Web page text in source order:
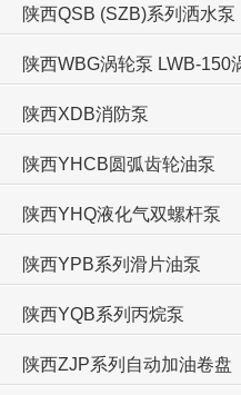
陕西QSB (SZB)系列洒水泵
陕西WBG涡轮泵 LWB-150
陕西XDB消防泵
陕西YHCB圆弧齿轮油泵
陕西YHQ液化气双螺杆泵
陕西YPB系列滑片油泵
陕西YQB系列丙烷泵
陕西ZJP系列自动加油卷盘